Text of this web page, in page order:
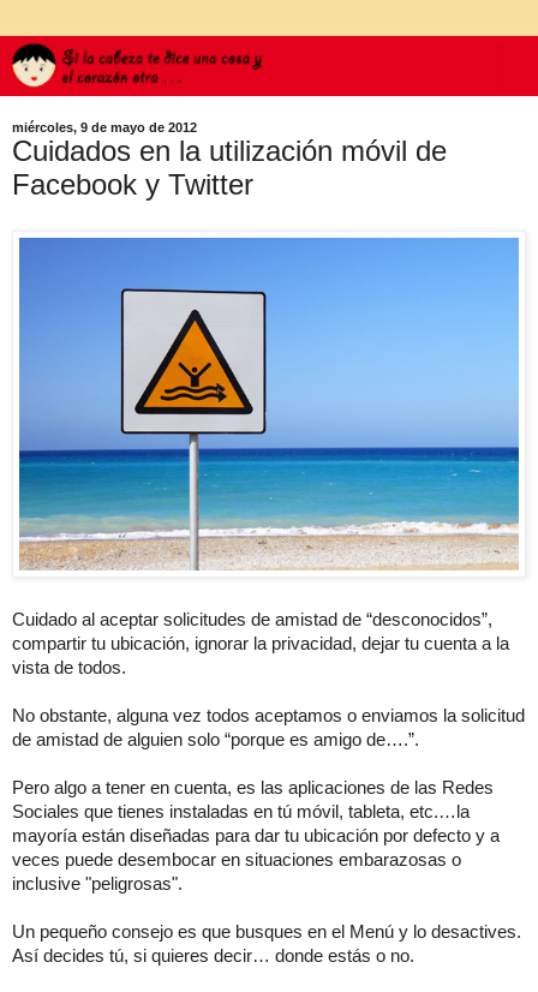
miércoles, 9 de mayo de 2012
Cuidados en la utilización móvil de
Facebook y Twitter
Cuidado al aceptar solicitudes de amistad de “desconocidos”,
compartir tu ubicación, ignorar la privacidad, dejar tu cuenta a la
vista de todos.
No obstante, alguna vez todos aceptamos o enviamos la solicitud
de amistad de alguien solo “porque es amigo de….”.
Pero algo a tener en cuenta, es las aplicaciones de las Redes
Sociales que tienes instaladas en tú móvil, tableta, etc.…la
mayoría están diseñadas para dar tu ubicación por defecto y a
veces puede desembocar en situaciones embarazosas o
inclusive "peligrosas".
Un pequeño consejo es que busques en el Menú y lo desactives.
Así decides tú, si quieres decir… donde estás o no.